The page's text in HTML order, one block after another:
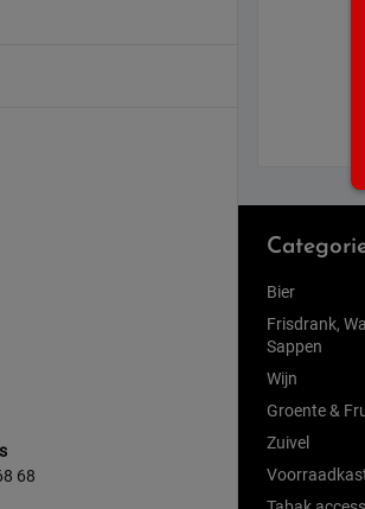
68
Bier
Frisdrank,
Sappen
Wijn
Groente &
Zuivel